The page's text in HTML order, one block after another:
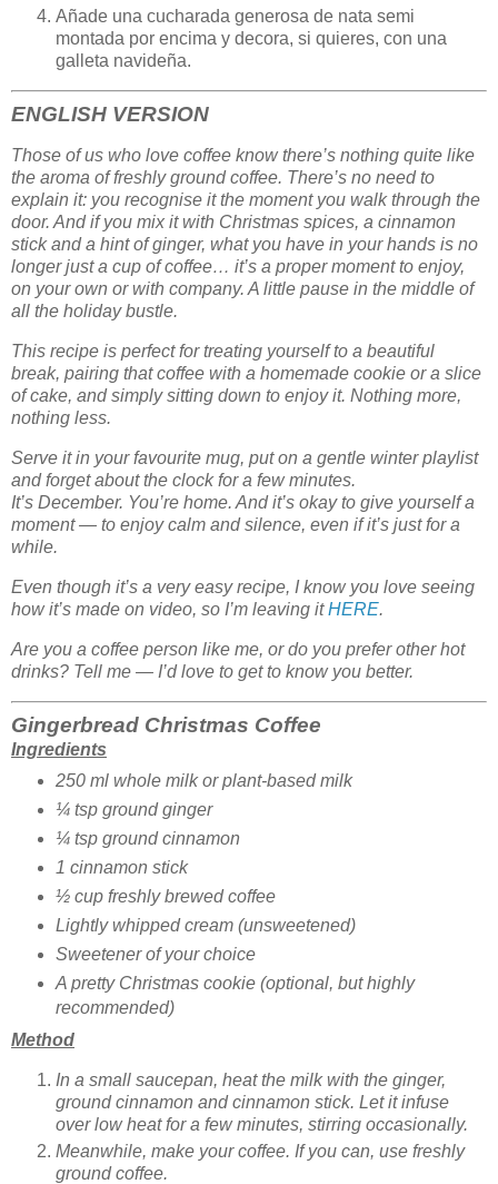
Añade una cucharada generosa de nata semi
montada por encima y decora, si quieres, con una
galleta navideña.
ENGLISH VERSION
Those of us who love coffee know there’s nothing quite like
the aroma of freshly ground coffee. There’s no need to
explain it: you recognise it the moment you walk through the
door. And if you mix it with Christmas spices, a cinnamon
stick and a hint of ginger, what you have in your hands is no
longer just a cup of coffee… it’s a proper moment to enjoy,
on your own or with company. A little pause in the middle of
all the holiday bustle.
This recipe is perfect for treating yourself to a beautiful
break, pairing that coffee with a homemade cookie or a slice
of cake, and simply sitting down to enjoy it. Nothing more,
nothing less.
Serve it in your favourite mug, put on a gentle winter playlist
and forget about the clock for a few minutes.
It’s December. You’re home. And it’s okay to give yourself a
moment — to enjoy calm and silence, even if it’s just for a
while.
Even though it’s a very easy recipe, I know you love seeing
how it’s made on video, so I’m leaving itHERE.
Are you a coffee person like me, or do you prefer other hot
drinks? Tell me — I’d love to get to know you better.
Gingerbread Christmas Coffee
Ingredients
250 ml whole milk or plant-based milk
¼ tsp ground ginger
¼ tsp ground cinnamon
1 cinnamon stick
½ cup freshly brewed coffee
Lightly whipped cream (unsweetened)
Sweetener of your choice
A pretty Christmas cookie (optional, but highly
recommended)
Method
In a small saucepan, heat the milk with the ginger,
ground cinnamon and cinnamon stick. Let it infuse
over low heat for a few minutes, stirring occasionally.
Meanwhile, make your coffee. If you can, use freshly
ground coffee.